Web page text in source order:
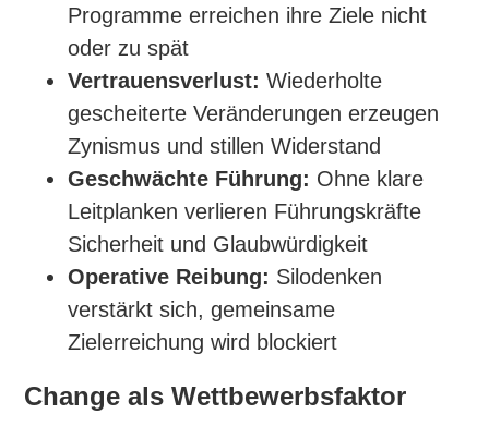
Programme erreichen ihre Ziele nicht
oder zu spät
Vertrauensverlust: Wiederholte
gescheiterte Veränderungen erzeugen
Zynismus und stillen Widerstand
Geschwächte Führung: Ohne klare
Leitplanken verlieren Führungskräfte
Sicherheit und Glaubwürdigkeit
Operative Reibung: Silodenken
verstärkt sich, gemeinsame
Zielerreichung wird blockiert
Change als Wettbewerbsfaktor